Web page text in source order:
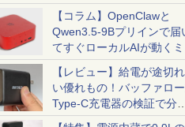
ッズ一挙紹介
【コラム】OpenClawと
Qwen3.5-9Bプリインで届
てすぐローカルAIが動くミ
PC「SER9 Pro」
【レビュー】給電が途切
い優れもの！バッファロ
Type-C充電器の検証で分か
ったこと